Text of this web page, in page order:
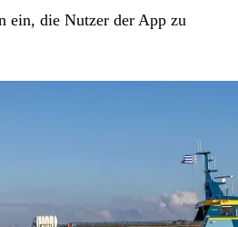
ein, die Nutzer der App zu